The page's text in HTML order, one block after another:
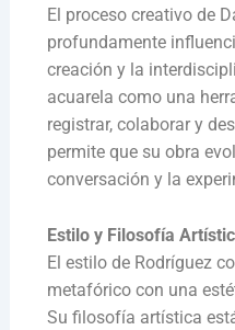
El proceso creativo de
profundamente
creación y la
acuarela como una
registrar, colaborar y
permite que su obra
conversación y la
Estilo y Filosofía
El estilo de Rodríguez
metafórico con una
Su filosofía artística